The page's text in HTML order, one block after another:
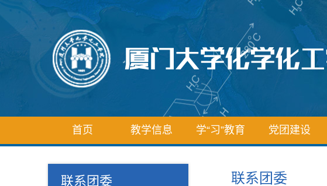
首页 教学信息 学“习”教育 党团建设
联系团委 联系团委